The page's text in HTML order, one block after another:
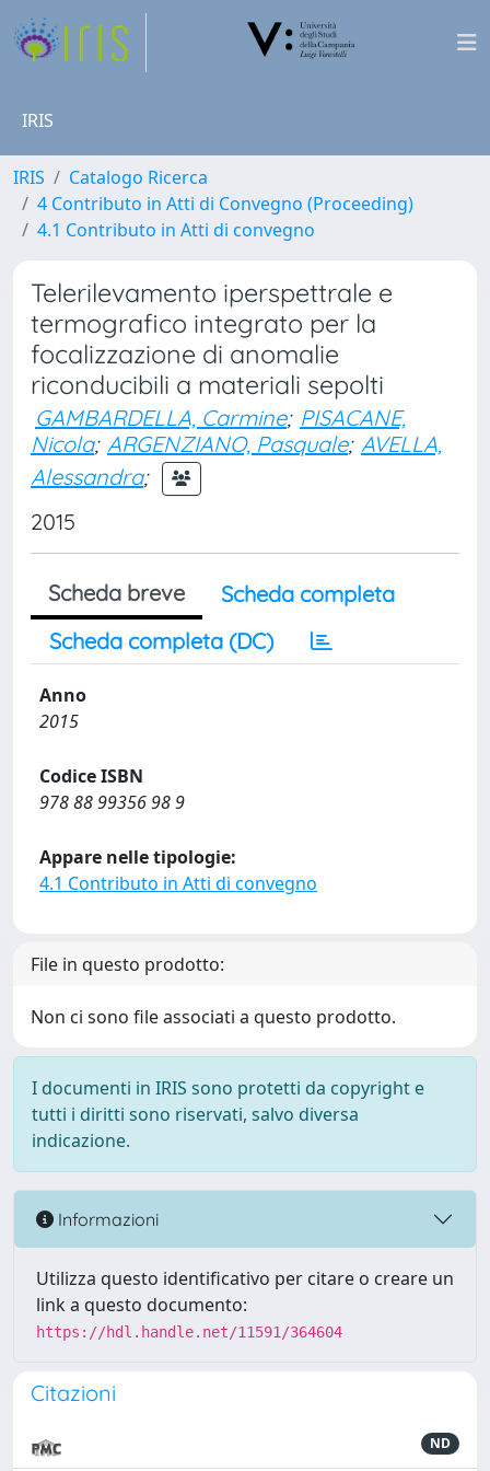
IRIS
IRIS
Catalogo Ricerca
4 Contributo in Atti di Convegno (Proceeding)
4.1 Contributo in Atti di convegno
Telerilevamento iperspettrale e
termografico integrato per la
focalizzazione di anomalie
riconducibili a materiali sepolti
GAMBARDELLA, Carmine; PISACANE,
Nicola; ARGENZIANO, Pasquale; AVELLA,
Alessandra;
2015
Scheda breve
Scheda completa
Scheda completa (DC)
Anno
2015
Codice ISBN
978 88 99356 98 9
Appare nelle tipologie:
4.1 Contributo in Atti di convegno
File in questo prodotto:
Non ci sono file associati a questo prodotto.
I documenti in IRIS sono protetti da copyright e
tutti i diritti sono riservati, salvo diversa
indicazione.
Informazioni
Utilizza questo identificativo per citare o creare un
link a questo documento:
https://hdl.handle.net/11591/364604
Citazioni
ND